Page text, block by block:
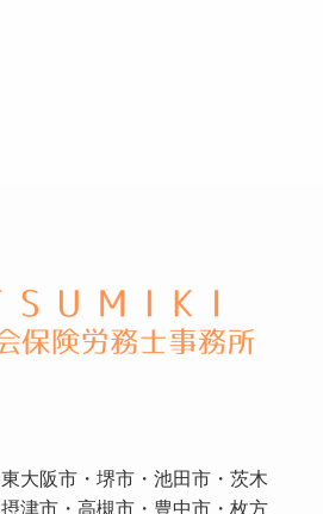
大阪市・堺市・池田市・茨木
津市・高槻市・豊中市・枚方